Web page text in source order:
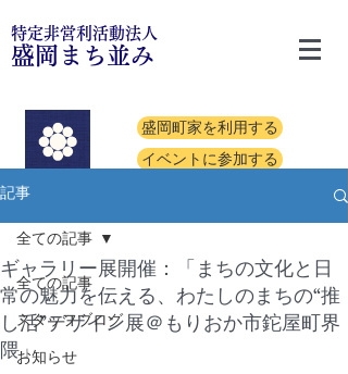
特定非営利活動法人
盛岡まち並み
盛岡町家を利用する
イベントに参加する
記事
全ての記事
スタッフブログ
お知らせ
全ての記事
ギャラリー展開催：「まちの文化と日
常の魅力を伝える、わたしのまちの“推
し活”デザイン展＠もりおか市鉈屋町界
隈」